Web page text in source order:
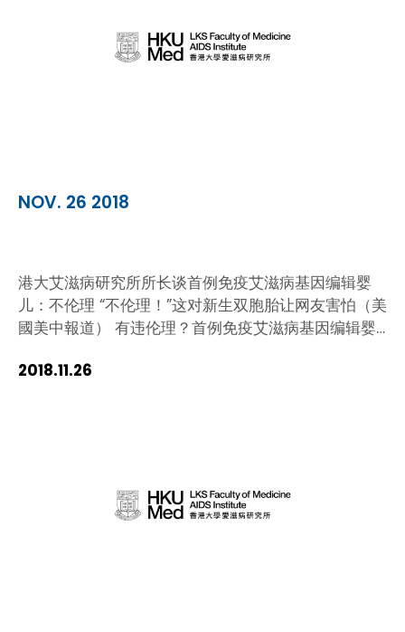
NOV. 26 2018
港大艾滋病研究所所长谈首例免疫艾滋病基因编辑婴
儿：不伦理 “不伦理！”这对新生双胞胎让网友害怕（美
國美中報道） 有违伦理？首例免疫艾滋病基因编辑婴
验还是人类福音？100名科学家强烈谴责
2018.11.26